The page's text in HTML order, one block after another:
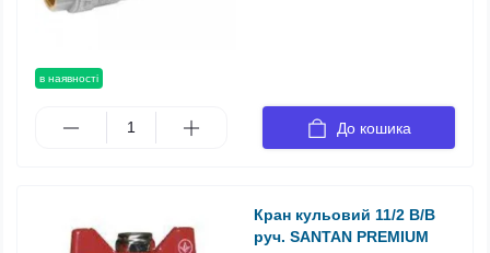
в наявності
До кошика
Кран кульовий 11/2 В/В
руч. SANTAN PREMIUM